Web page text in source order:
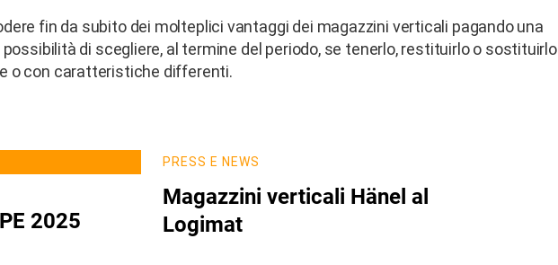
fin da subito dei molteplici vantaggi dei magazzini verticali pagando una
di scegliere, al termine del periodo, se tenerlo, restituirlo o sostituirlo
o con caratteristiche differenti.
2025
PRESS E NEWS
Magazzini verticali Hänel al
Logimat